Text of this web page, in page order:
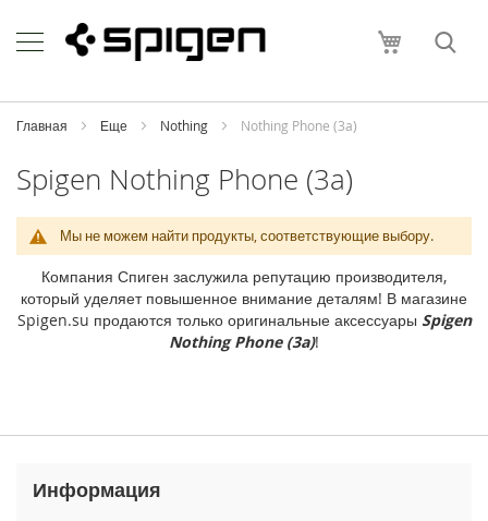
to
Content
Моя
h
o
i
P
h
e
1
M
Главная Еще Nothing Nothing Phone (3a)
Spigen Nothing Phone (3a)
Мы не можем найти продукты, соответствующие выбору.
Компания Спиген заслужила репутацию производителя,
который уделяет повышенное внимание деталям! В магазине
Spigen.su продаются только оригинальные аксессуары Spigen
Nothing Phone (3a)!
Информация